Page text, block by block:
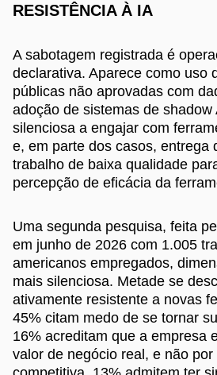
RESISTÊNCIA À IA
A sabotagem registrada é
declarativa. Aparece como uso
públicas não aprovadas com
adoção de sistemas de shadow
silenciosa a engajar com
e, em parte dos casos, entrega
trabalho de baixa qualidade
percepção de eficácia da
Uma segunda pesquisa, feita
em junho de 2026 com 1.005
americanos empregados,
mais silenciosa. Metade se
ativamente resistente a novas
45% citam medo de se tornar
16% acreditam que a empresa
valor de negócio real, e não